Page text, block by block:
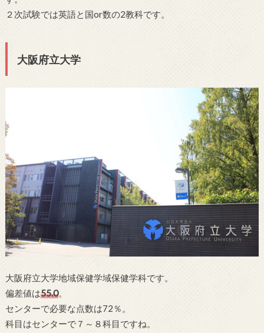
２次試験では英語と国or数の2教科です。
大阪府立大学
大阪府立大学地域保健学域保健学科です。
偏差値は55.0。
センターで必要な点数は72％。
科目はセンターで７～８科目ですね。